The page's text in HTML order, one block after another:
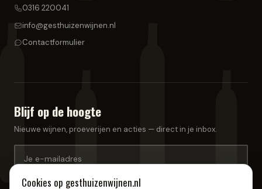
0316 220041
info@gesthuizenwijnen.nl
Contactformulier
Blijf op de hoogte
Nieuwe wijnen, proeverijen en acties — direct in je inbox.
Aanmelden
Cookies op gesthuizenwijnen.nl